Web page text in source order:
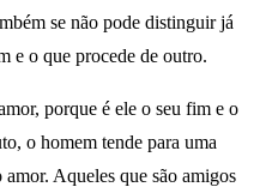
se não pode distinguir já
e o que procede de outro.
porque é ele o seu fim e o
o homem tende para uma
Aqueles que são amigos